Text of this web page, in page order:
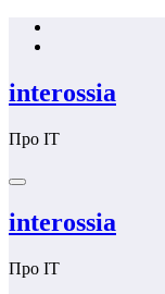
Перейти
interossia
Про IT
interossia
Про IT